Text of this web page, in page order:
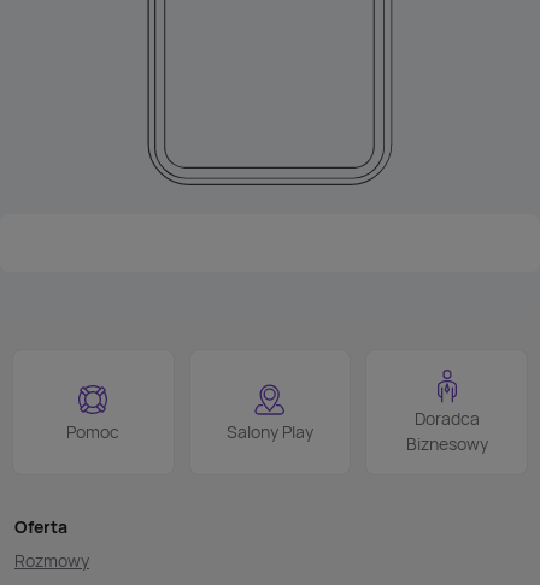
Pomoc Salony Play
Doradca
Biznesowy
Oferta
Rozmowy